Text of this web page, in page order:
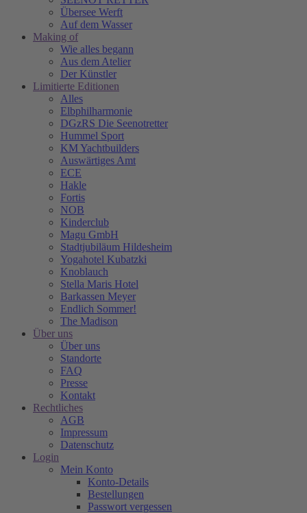
Übersee Werft
Auf dem Wasser
Making of
Wie alles begann
Aus dem Atelier
Der Künstler
Limitierte Editionen
Alles
Elbphilharmonie
DGzRS Die Seenotretter
Hummel Sport
KM Yachtbuilders
Auswärtiges Amt
ECE
Hakle
Fortis
NOB
Kinderclub
Magu GmbH
Stadtjubiläum Hildesheim
Yogahotel Kubatzki
Knoblauch
Stella Maris Hotel
Barkassen Meyer
Endlich Sommer!
The Madison
Über uns
Über uns
Standorte
FAQ
Presse
Kontakt
Rechtliches
AGB
Impressum
Datenschutz
Login
Mein Konto
Konto-Details
Bestellungen
Passwort vergessen